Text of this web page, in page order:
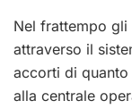
Nel frattempo gli
attraverso il
accorti di quanto
alla centrale